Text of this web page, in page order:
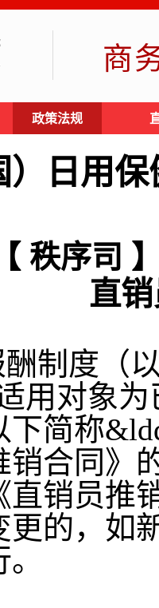
商
政策法规
日用
【 秩序司
直
制度（
用对象
下简称
销合同》
直销员
更的，如